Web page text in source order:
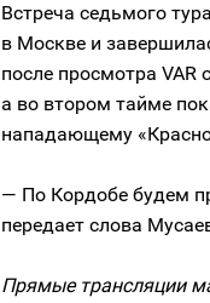
Встреча седьмого
в Москве и
после просмотра
а во втором тайме
нападающему
— По Кордобе будем
передает слова
Прямые трансляции